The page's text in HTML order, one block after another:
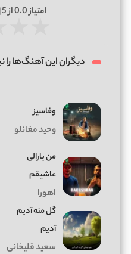
امتیاز0.0از 5 | بر اساس
دیگران این آهنگ‌ها را
وفاسیز
وحید مغانلو
من یارالی
عاشیقم
اهورا
گل منه آدیم
آدیم
سعید قلیخانی